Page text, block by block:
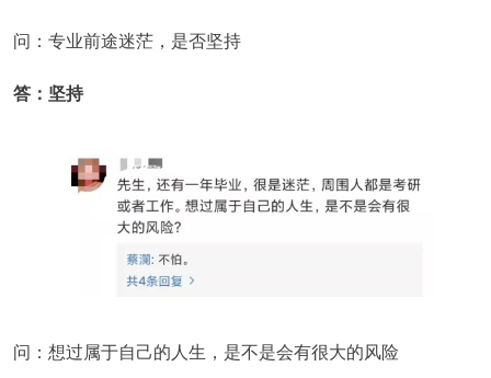
问：专业前途迷茫，是否坚持
答：坚持
问：想过属于自己的人生，是不是会有很大的风险